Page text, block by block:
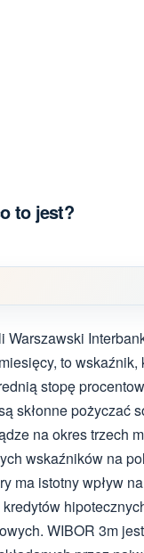
to jest?
Warszawski
to wskaźnik,
stopę
skłonne pożyczać
na okres trzech
wskaźników na
ma istotny wpływ na
WIBOR 3m